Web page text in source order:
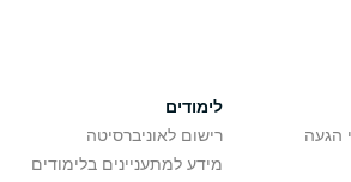
הגעה
לימודים
רישום לאוניברסיטה
מידע למתעניינים בלימודים